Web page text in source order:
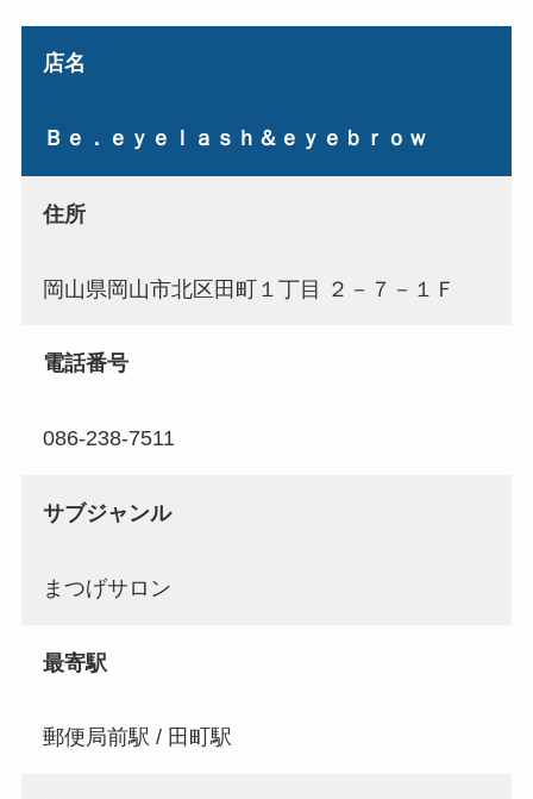
店名
Ｂｅ．ｅｙｅｌａｓｈ＆ｅｙｅｂｒｏｗ
住所
岡山県岡山市北区田町１丁目 ２－７－１Ｆ
電話番号
086-238-7511
サブジャンル
まつげサロン
最寄駅
郵便局前駅 / 田町駅